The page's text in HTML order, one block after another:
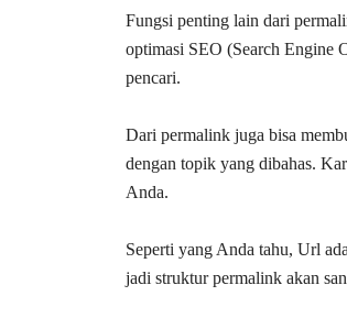
Fungsi penting lain dari
optimasi SEO (Search Engine
pencari.
Dari permalink juga bisa
dengan topik yang dibahas.
Anda.
Seperti yang Anda tahu, Url
jadi struktur permalink akan